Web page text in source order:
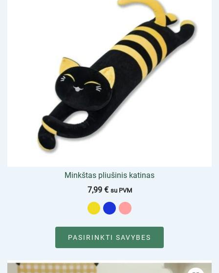
Minkštas pliušinis katinas
7,99 € su PVM
PASIRINKTI SAVYBES